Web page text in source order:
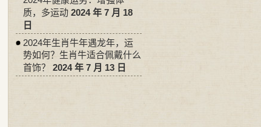
质，多运动 2024 年 7 月 18
日
2024年生肖牛年遇龙年，运
势如何？生肖牛适合佩戴什么
首饰？
2024 年 7 月 13 日